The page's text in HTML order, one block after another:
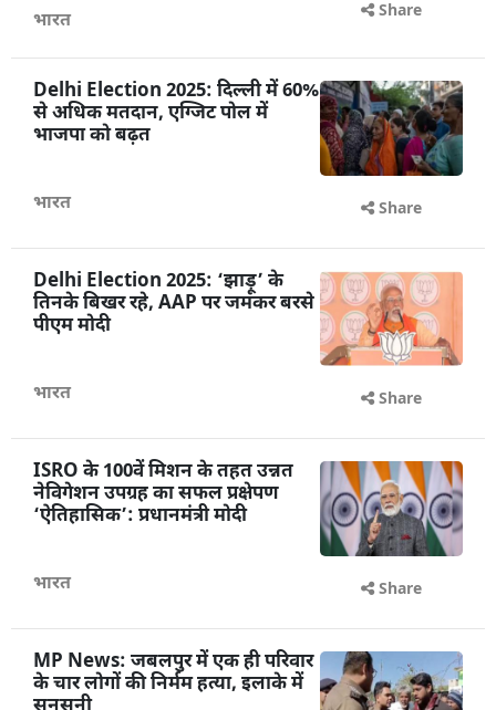
भारत Share
Delhi Election 2025: दिल्ली में 60%
से अधिक मतदान, एग्जिट पोल में
भाजपा को बढ़त
भारत Share
Delhi Election 2025: ‘झाड़ू’ के
तिनके बिखर रहे, AAP पर जमकर बरसे
पीएम मोदी
भारत Share
ISRO के 100वें मिशन के तहत उन्नत
नेविगेशन उपग्रह का सफल प्रक्षेपण
‘ऐतिहासिक’: प्रधानमंत्री मोदी
भारत Share
MP News: जबलपुर में एक ही परिवार
के चार लोगों की निर्मम हत्या, इलाके में